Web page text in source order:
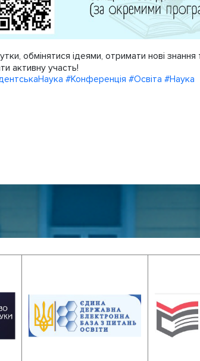
обмінятися ідеями, отримати нові знання
активну участь!
#Конференція #Освіта #Наука